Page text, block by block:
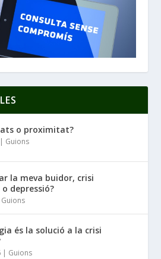
o proximitat?
| Guions
la meva buidor, crisi
depressió?
Guions
és la solució a la crisi
| Guions